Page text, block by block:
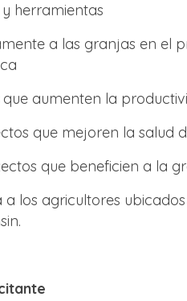
herramientas
a las granjas en el
aumenten la
que mejoren la salud
que beneficien a la
a los agricultores